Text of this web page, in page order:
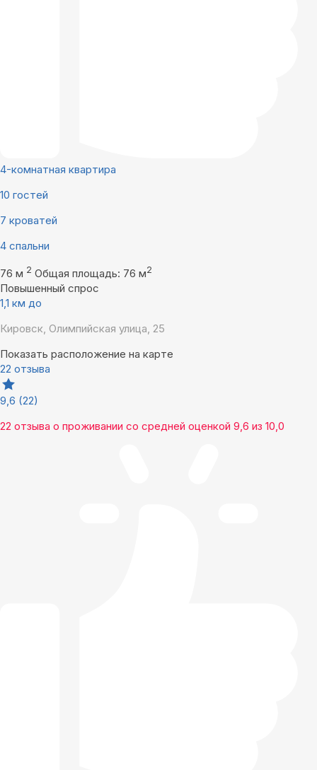
4-комнатная квартира
10 гостей
7 кроватей
4 спальни
76 м 2 Общая площадь: 76 м2
Повышенный спрос
1,1 км до
Кировск, Олимпийская улица, 25
Показать расположение на карте
22 отзыва
9,6 (22)
22 отзыва о проживании со средней оценкой 9,6 из 10,0